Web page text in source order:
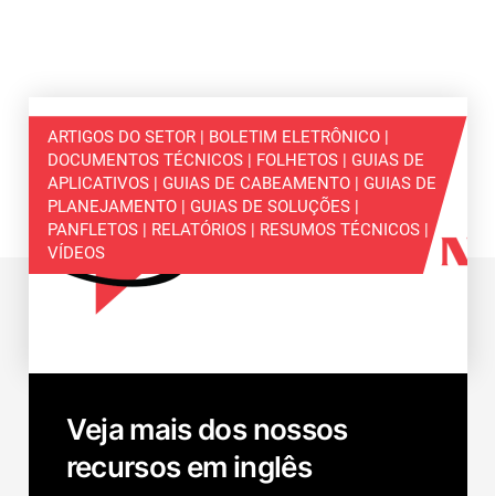
ARTIGOS DO SETOR | BOLETIM ELETRÔNICO |
DOCUMENTOS TÉCNICOS | FOLHETOS | GUIAS DE
APLICATIVOS | GUIAS DE CABEAMENTO | GUIAS DE
PLANEJAMENTO | GUIAS DE SOLUÇÕES |
PANFLETOS | RELATÓRIOS | RESUMOS TÉCNICOS |
VÍDEOS
Veja mais dos nossos
recursos em inglês